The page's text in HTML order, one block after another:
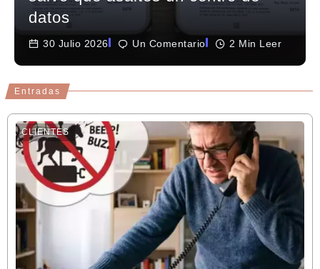
datos
30 Julio 2026 Un Comentario 2 Min Leer
Entradas
CLIENTES